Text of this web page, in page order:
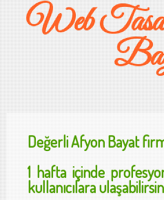
Web
DeğerliAfyon Bayat
1 hafta içinde
kullanıcılara